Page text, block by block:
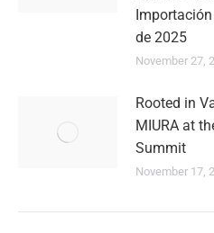
de 2025
November 27,
Rooted in
MIURA at
Summit
November 17,